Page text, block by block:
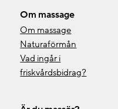
Om massage
Om massage
Naturaförmån
Vad ingår i
friskvårdsbidrag?